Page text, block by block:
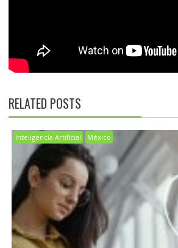
RELATED POSTS
Inteligencia Artificial México